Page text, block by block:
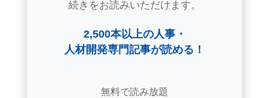
続きをお読みいただけます。
2,500本以上の人事・
人材開発専門記事が読める！
無料で読み放題